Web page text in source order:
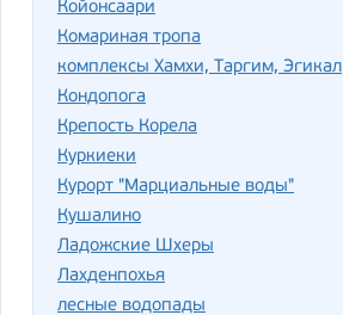
Койонсаари
Комариная тропа
комплексы Хамхи, Таргим, Эгикал
Кондопога
Крепость Корела
Куркиеки
Курорт "Марциальные воды"
Кушалино
Ладожские Шхеры
Лахденпохья
лесные водопады